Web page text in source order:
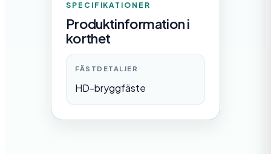
ä
n
g
SPECIFIKATIONER
Produktinformation i
korthet
FÄSTDETALJER
HD-bryggfäste